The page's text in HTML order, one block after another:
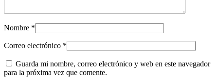
Nombre *
Correo electrónico *
Guarda mi nombre, correo electrónico y web en este navegador
para la próxima vez que comente.